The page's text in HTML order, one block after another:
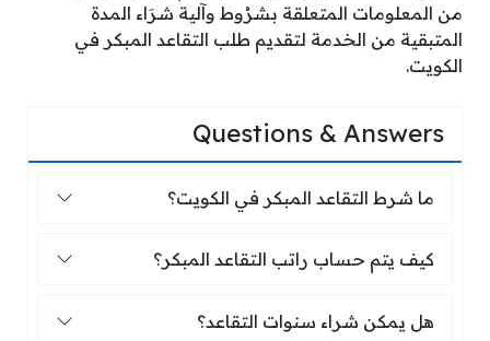
من المعلومات المتعلقة بشرُوط وآلية شرَاء المدة
المتبقية من الخدمة لتقديم طلب التقاعد المبكر في
الكويت.
Questions & Answers
ما شرط التقاعد المبكر في الكويت؟
ما شرط التقاعد المبكر في الكويت؟
كيف يتم حساب راتب التقاعد المبكر؟
كيف يتم حساب راتب التقاعد المبكر؟
هل يمكن شراء سنوات التقاعد؟
هل يمكن شراء سنوات التقاعد؟